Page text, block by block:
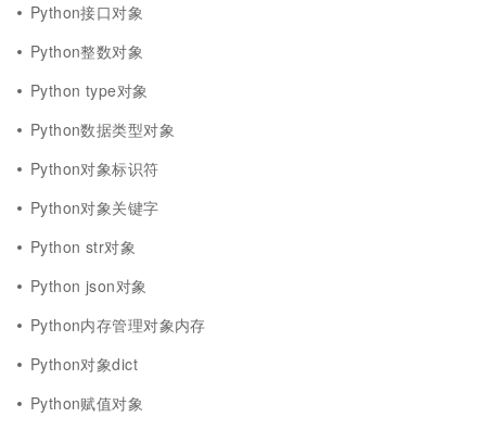
Python接口对象
Python整数对象
Python type对象
Python数据类型对象
Python对象标识符
Python对象关键字
Python str对象
Python json对象
Python内存管理对象内存
Python对象dict
Python赋值对象